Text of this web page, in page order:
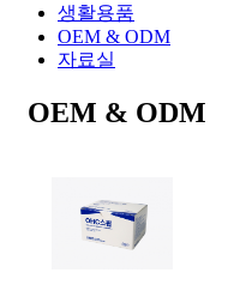
생활용품
OEM & ODM
자료실
OEM & ODM